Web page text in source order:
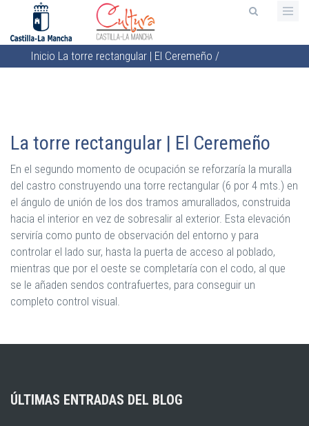
contenido
principal
Sobrescribir
a
la
navegación
Inicio La torre rectangular | El Ceremeño /
La torre rectangular | El Ceremeño
En el segundo momento de ocupación se reforzaría la muralla
del castro construyendo una torre rectangular (6 por 4 mts.) en
el ángulo de unión de los dos tramos amurallados, construida
hacia el interior en vez de sobresalir al exterior. Esta elevación
serviría como punto de observación del entorno y para
controlar el lado sur, hasta la puerta de acceso al poblado,
mientras que por el oeste se completaría con el codo, al que
se le añaden sendos contrafuertes, para conseguir un
completo control visual.
ÚLTIMAS ENTRADAS DEL BLOG